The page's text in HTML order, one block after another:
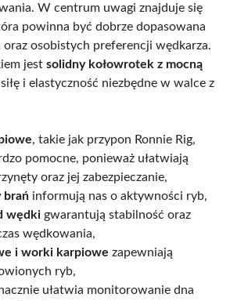
W centrum uwagi znajduje się
powinna być dobrze dopasowana
oraz osobistych preferencji wędkarza.
jest solidny kołowrotek z mocną
i elastyczność niezbędne w walce z
, takie jak przypon Ronnie Rig,
pomocne, ponieważ ułatwiają
oraz jej zabezpieczanie,
brań informują nas o aktywności ryb,
wędki gwarantują stabilność oraz
wędkowania,
i worki karpiowe zapewniają
ryb,
ułatwia monitorowanie dna